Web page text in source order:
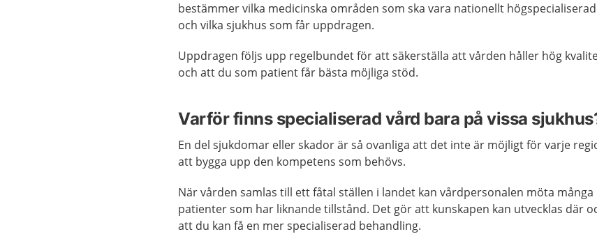
bestämmer vilka medicinska områden som ska vara nationellt
och vilka sjukhus som får uppdragen.
Uppdragen följs upp regelbundet för att säkerställa att vården håller hög
och att du som patient får bästa möjliga stöd.
Varför finns specialiserad vård bara på vissa
En del sjukdomar eller skador är så ovanliga att det inte är möjligt för varje
att bygga upp den kompetens som behövs.
När vården samlas till ett fåtal ställen i landet kan vårdpersonalen möta många
patienter som har liknande tillstånd. Det gör att kunskapen kan utvecklas där
att du kan få en mer specialiserad behandling.